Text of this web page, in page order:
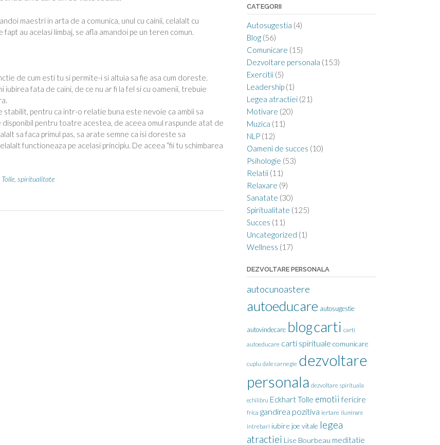
maestri in arta de a comunica, unul cu cainii, celalalt cu
au acelasi limbaj, se afla amandoi pe un teren comun.
de cum esti tu si permite-i si altuia sa fie asa cum doreste.
fata de caini, de ce nu ar fi la fel si cu oamenii, trebuie
pentru ca intr-o relatie buna este nevoie ca ambii sa
pentru toatre acestea, de aceea omul raspunde atat de
sa faca primul pas, sa arate semne ca isi doreste sa
functioneaza pe acelasi principiu. De aceea “fii tu schimbarea
spiritualitate
CATEGORII
Autosugestia (4)
Blog(56)
Comunicare (15)
Dezvoltare personala (153)
Exercitii(5)
Leadership(1)
Legea atractiei(21)
Motivare (20)
Muzica (11)
NLP(12)
Oameni de succes (10)
Psihologie (53)
Relatii(11)
Relaxare (9)
Sanatate (30)
Spiritualitate (125)
Succes (11)
Uncategorized (1)
Wellness (17)
DEZVOLTARE PERSONALA
autocunoastere
autoeducare autosugestie
autovindecare blogcarti carti
autoeducare carti spirituale comunicare
cuplu dale carnegie dezvoltare
personala dezvoltare spirituala
echilibru Eckhart Tolle emotii fericire
frica gandirea pozitiva iertare iluminare
intrebari iubire joe vitale legea
atractiei Lise Bourbeau meditatie